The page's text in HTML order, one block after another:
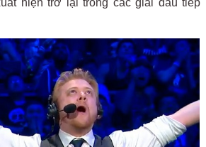
hiện trở lại trong các giải đấu tiếp